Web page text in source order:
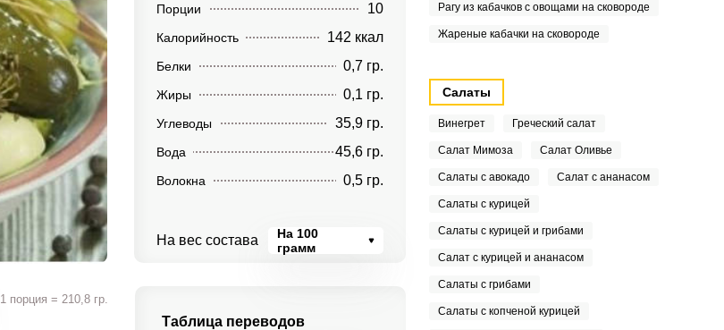
Порции 10
Калорийность 142 ккал
Белки 0,7 гр.
Жиры 0,1 гр.
Углеводы 35,9 гр.
Вода 45,6 гр.
Волокна 0,5 гр.
На вес состава
На 100
грамм
1 порция = 210,8 гр.
Таблица переводов
Рагу из кабачков с овощами на сковороде
Жареные кабачки на сковороде
Салаты
Винегрет Греческий салат
Салат Мимоза Салат Оливье
Салаты с авокадо Салат с ананасом
Салаты с курицей
Салаты с курицей и грибами
Салат с курицей и ананасом
Салаты с грибами
Салаты с копченой курицей